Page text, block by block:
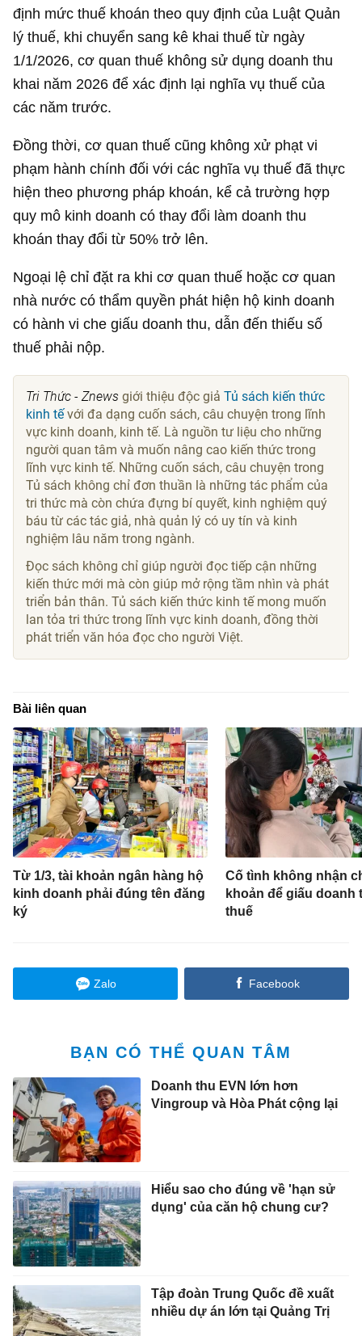
định mức thuế khoán theo quy định của Luật Quản
lý thuế, khi chuyển sang kê khai thuế từ ngày
1/1/2026, cơ quan thuế không sử dụng doanh thu
khai năm 2026 để xác định lại nghĩa vụ thuế của
các năm trước.
Đồng thời, cơ quan thuế cũng không xử phạt vi
phạm hành chính đối với các nghĩa vụ thuế đã thực
hiện theo phương pháp khoán, kể cả trường hợp
quy mô kinh doanh có thay đổi làm doanh thu
khoán thay đổi từ 50% trở lên.
Ngoại lệ chỉ đặt ra khi cơ quan thuế hoặc cơ quan
nhà nước có thẩm quyền phát hiện hộ kinh doanh
có hành vi che giấu doanh thu, dẫn đến thiếu số
thuế phải nộp.
Tri Thức - Znews giới thiệu độc giảTủ sách kiến thức
kinh tếvới đa dạng cuốn sách, câu chuyện trong lĩnh
vực kinh doanh, kinh tế. Là nguồn tư liệu cho những
người quan tâm và muốn nâng cao kiến thức trong
lĩnh vực kinh tế. Những cuốn sách, câu chuyện trong
Tủ sách không chỉ đơn thuần là những tác phẩm của
tri thức mà còn chứa đựng bí quyết, kinh nghiệm quý
báu từ các tác giả, nhà quản lý có uy tín và kinh
nghiệm lâu năm trong ngành.
Đọc sách không chỉ giúp người đọc tiếp cận những
kiến thức mới mà còn giúp mở rộng tầm nhìn và phát
triển bản thân. Tủ sách kiến thức kinh tế mong muốn
lan tỏa tri thức trong lĩnh vực kinh doanh, đồng thời
phát triển văn hóa đọc cho người Việt.
Bài liên quan
Từ 1/3, tài khoản ngân hàng hộ
kinh doanh phải đúng tên đăng
ký
Cố tình không nhận
khoản để giấu doanh
thuế
Zalo Facebook
BẠN CÓ THỂ QUAN TÂM
Doanh thu EVN lớn hơn
Vingroup và Hòa Phát cộng lại
Hiểu sao cho đúng về 'hạn sử
dụng' của căn hộ chung cư?
Tập đoàn Trung Quốc đề xuất
nhiều dự án lớn tại Quảng Trị